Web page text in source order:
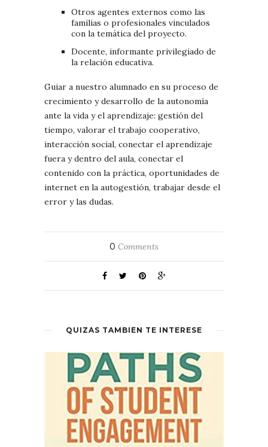
Otros agentes externos como las
familias o profesionales vinculados
con la temática del proyecto.
Docente, informante privilegiado de
la relación educativa.
Guiar a nuestro alumnado en su proceso de
crecimiento y desarrollo de la autonomía
ante la vida y el aprendizaje: gestión del
tiempo, valorar el trabajo cooperativo,
interacción social, conectar el aprendizaje
fuera y dentro del aula, conectar el
contenido con la práctica, oportunidades de
internet en la autogestión, trabajar desde el
error y las dudas.
0 Comments
QUIZÁS TAMBIÉN TE INTERESE